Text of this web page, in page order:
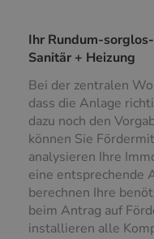
Ihr Rundum-
Sanitär + Heizung
Bei der zentralen
dass die Anlage
dazu noch den
können Sie
analysieren Ihre
eine entsprechende
berechnen Ihre
beim Antrag auf
installieren alle